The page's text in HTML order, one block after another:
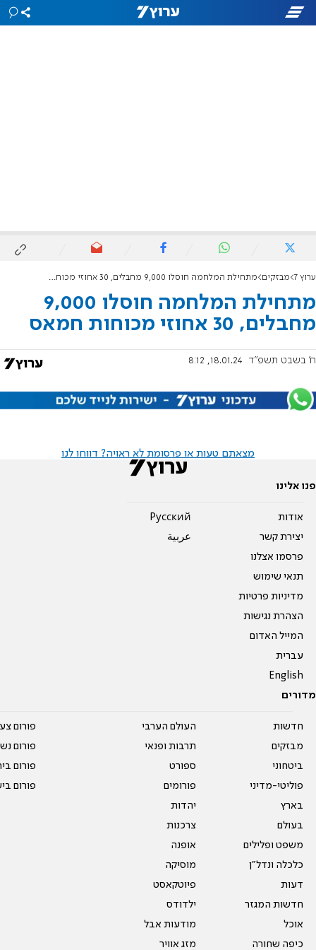
ערוץ 7 מבזקים מתחילת המלחמה חוסלו 9,000 מחבלים, 30 אחוזי מכוחות חמאס
מתחילת המלחמה חוסלו 9,000
מחבלים, 30 אחוזי מכוחות חמאס
ח' בשבט תשפ"ד 18.01.24, 8:12
מצאתם טעות או פרסומת לא ראויה? דווחו לנו
פנו אלינו
אודות
יצירת קשר
פרסמו אצלנו
תנאי שימוש
מדיניות פרטיות
הצהרת נגישות
המייל האדום
עברית
English
Pусский
عربية
מדורים
חדשות
מבזקים
ביטחוני
פוליטי-מדיני
בארץ
בעולם
משפט ופלילים
כלכלה ונדל"ן
דעות
חדשות המגזר
אוכל
כיפה שחורה
העולם הערבי
תרבות ופנאי
ספורט
פורומים
יהדות
צרכנות
אופנה
מוסיקה
פיוטקאסט
ילדודס
מודעות אבל
מזג אוויר
פורום
פורום
פורום
פורום